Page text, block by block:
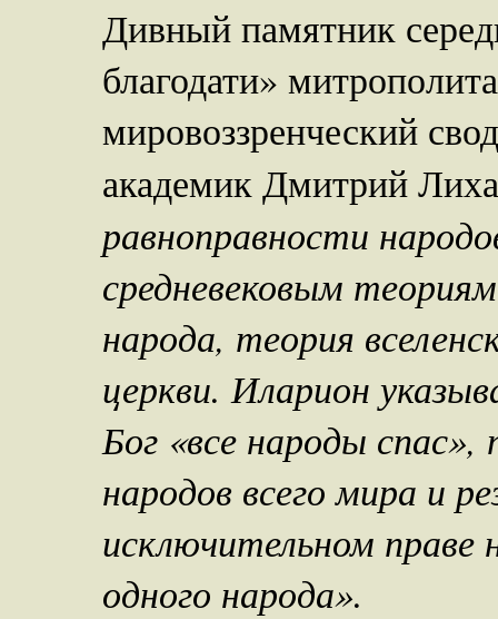
Дивный памятник
благодати»
мировоззренческий
академик Дмитрий
равноправности
средневековым
народа, теория
церкви. Иларион
Бог «все народы спас»,
народов всего мира и
исключительном праве
одного народа».